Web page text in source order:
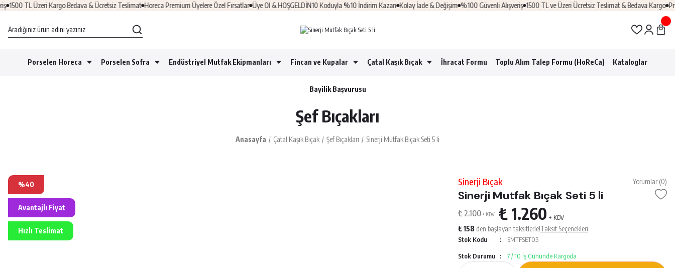
TL Üzeri Kargo Bedava & Ücretsiz Teslimat Horeca Premium Üyelere Özel Fırsatlar Üye Ol & HOŞGELDİN10 Koduyla %10 İndirim Kazan Kolay İade & Değişim %100 Güvenli Alışveriş 1500 TL ve Üzeri Ücretsiz Teslimat & Bedava Kargo
Porselen Horeca Porselen Sofra Endüstriyel Mutfak Ekipmanları Fincan ve Kupalar Çatal Kaşık Bıçak İhracat Formu Toplu Alım Talep Formu (HoReCa) Kataloglar
Bayilik Başvurusu
Şef Bıçakları
Anasayfa Çatal Kaşık Bıçak Şef Bıçakları Sinerji Mutfak Bıçak Seti 5 li
%40
Avantajlı Fiyat
Hızlı Teslimat
Sinerji Bıçak Yorumlar (0)
Sinerji Mutfak Bıçak Seti 5 li
₺ 2.100+ KDV ₺ 1.260 + KDV
₺ 158 den başlayan taksitlerle!Taksit Seçenekleri
Stok Kodu SMTFSET05
Stok Durumu 7 / 10 İş Gününde Kargoda